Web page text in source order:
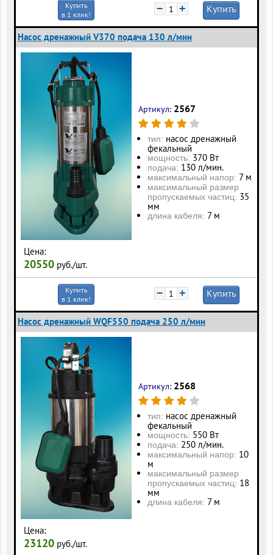
Купить
в 1 клик!
− + Купить
Насос дренажный V370 подача 130 л/мин
Цена:
20550 руб./шт.
Артикул: 2567
тип: насос дренажный
фекальный
мощность: 370 Вт
подача: 130 л/мин.
максимальный напор: 7 м
максимальный размер
пропускаемых частиц: 35
мм
длина кабеля: 7 м
Купить
в 1 клик!
− + Купить
Насос дренажный WQF550 подача 250 л/мин
Цена:
23120 руб./шт.
Артикул: 2568
тип: насос дренажный
фекальный
мощность: 550 Вт
подача: 250 л/мин.
максимальный напор: 10
м
максимальный размер
пропускаемых частиц: 18
мм
длина кабеля: 7 м